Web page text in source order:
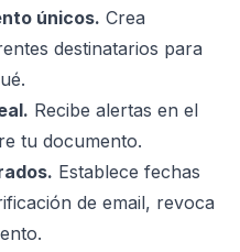
únicos. Crea
destinatarios para
Recibe alertas en el
tu documento.
Establece fechas
de email, revoca